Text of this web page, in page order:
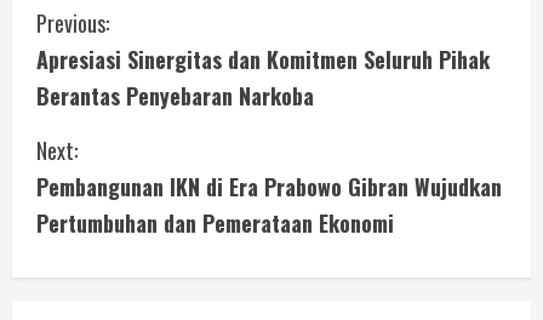
C
o
n
t
i
n
Previous:
Apresiasi Sinergitas dan Komitmen Seluruh Pihak
Berantas Penyebaran Narkoba
Next:
Pembangunan IKN di Era Prabowo Gibran Wujudkan
Pertumbuhan dan Pemerataan Ekonomi